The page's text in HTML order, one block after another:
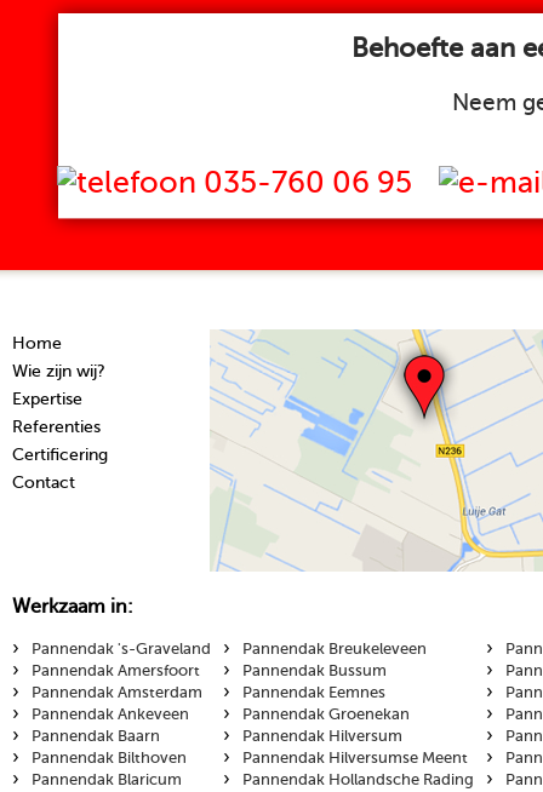
Behoefte aan
Neem
035-760 06 95
Home
Wie zijn wij?
Expertise
Referenties
Certificering
Contact
Werkzaam in:
›
Pannendak 's-Graveland
› Pannendak Amersfoort
› Pannendak Amsterdam
› Pannendak Ankeveen
› Pannendak Baarn
› Pannendak Bilthoven
› Pannendak Blaricum
› Pannendak Breukeleveen
› Pannendak Bussum
› Pannendak Eemnes
› Pannendak Groenekan
› Pannendak Hilversum
› Pannendak Hilversumse Meent
› Pannendak Hollandsche Rading
›
›
›
›
›
›
›